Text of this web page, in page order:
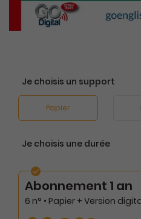
Je choisis un support
Papier
Je choisis une durée
Abonnement 1 an
6 n° • Papier + Version